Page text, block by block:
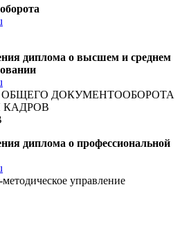
диплома о высшем и среднем
ОБЩЕГО ДОКУМЕНТООБОРОТА
КАДРОВ
диплома о профессиональной
управление